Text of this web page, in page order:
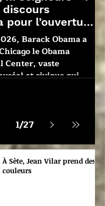
discours
pour l’ouverture
Barack Obama a
le Obama
Center, vaste
et civique qui
l’histoire
1/27
À Sète, Jean Vilar prend des
couleurs